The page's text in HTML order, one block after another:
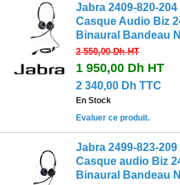
Jabra 2409-820-204
Casque Audio Biz
Binaural Bandeau
2 550,00 DhHT
1 950,00 Dh HT
2 340,00 Dh TTC
En Stock
Evaluer ce produit.
Jabra 2499-823-209
Casque audio Biz
Binaural Bandeau